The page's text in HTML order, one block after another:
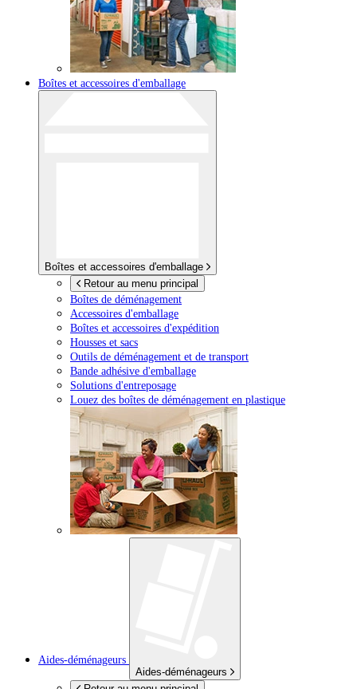
Boîtes et accessoires d'emballage
Boîtes et accessoires d'emballage
Retour au menu principal
Boîtes de déménagement
Accessoires d'emballage
Boîtes et accessoires d'expédition
Housses et sacs
Outils de déménagement et de transport
Bande adhésive d'emballage
Solutions d'entreposage
Louez des boîtes de déménagement en plastique
Aides-déménageurs
Aides-déménageurs